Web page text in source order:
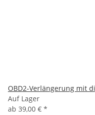
OBD2-Verlängerung mit
Auf Lager
ab 39,00 € *